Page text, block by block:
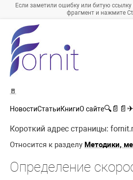
Если заметили ошибку или битую
фрагмент и нажмите
🚪
НовостиСтатьиКнигиО сайте🔍 📄 📄 ✈
Короткий адрес страницы:
Относится к разделу Методики,
Определение